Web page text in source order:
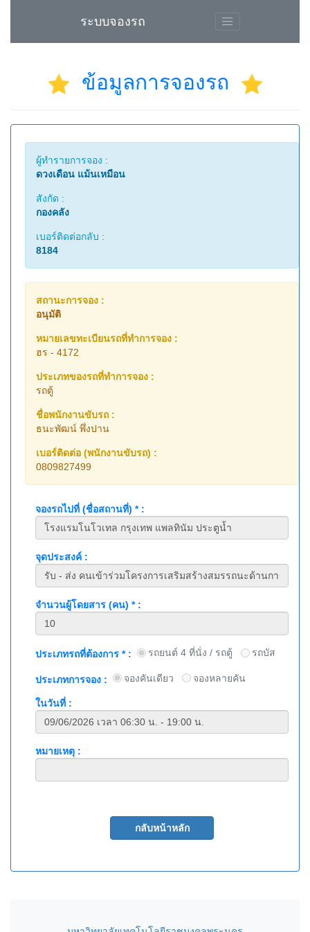
ระบบจองรถ
ข้อมูลการจองรถ
ผู้ทำรายการจอง :
ดวงเดือน แม้นเหมือน
สังกัด :
กองคลัง
เบอร์ติดต่อกลับ :
8184
สถานะการจอง :
อนุมัติ
หมายเลขทะเบียนรถที่ทำการจอง :
ฮร - 4172
ประเภทของรถที่ทำการจอง :
รถตู้
ชื่อพนักงานขับรถ :
ธนะพัฒน์ พึ่งปาน
เบอร์ติดต่อ (พนักงานขับรถ) :
0809827499
จองรถไปที่ (ชื่อสถานที่) * :
จุดประสงค์ :
จำนวนผู้โดยสาร (คน) * :
ประเภทรถที่ต้องการ * : รถยนต์ 4 ที่นั่ง / รถตู้ รถบัส
ประเภทการจอง : จองคันเดียว จองหลายคัน
ในวันที่ :
หมายเหตุ :